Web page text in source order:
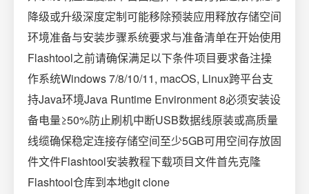
降级或升级深度定制可能移除预装应用释放存储空间
环境准备与安装步骤系统要求与准备清单在开始使用
Flashtool之前请确保满足以下条件项目要求备注操
作系统Windows 7/8/10/11, macOS, Linux跨平台支
持Java环境Java Runtime Environment 8必须安装设
备电量≥50%防止刷机中断USB数据线原装或高质量
线缆确保稳定连接存储空间至少5GB可用空间存放固
件文件Flashtool安装教程下载项目文件首先克隆
Flashtool仓库到本地git clone